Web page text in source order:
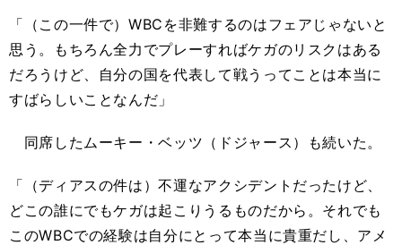
「（この一件で）WBCを非難するのはフェアじゃないと
思う。もちろん全力でプレーすればケガのリスクはある
だろうけど、自分の国を代表して戦うってことは本当に
すばらしいことなんだ」
同席したムーキー・ベッツ（ドジャース）も続いた。
「（ディアスの件は）不運なアクシデントだったけど、
どこの誰にでもケガは起こりうるものだから。それでも
このWBCでの経験は自分にとって本当に貴重だし、アメ